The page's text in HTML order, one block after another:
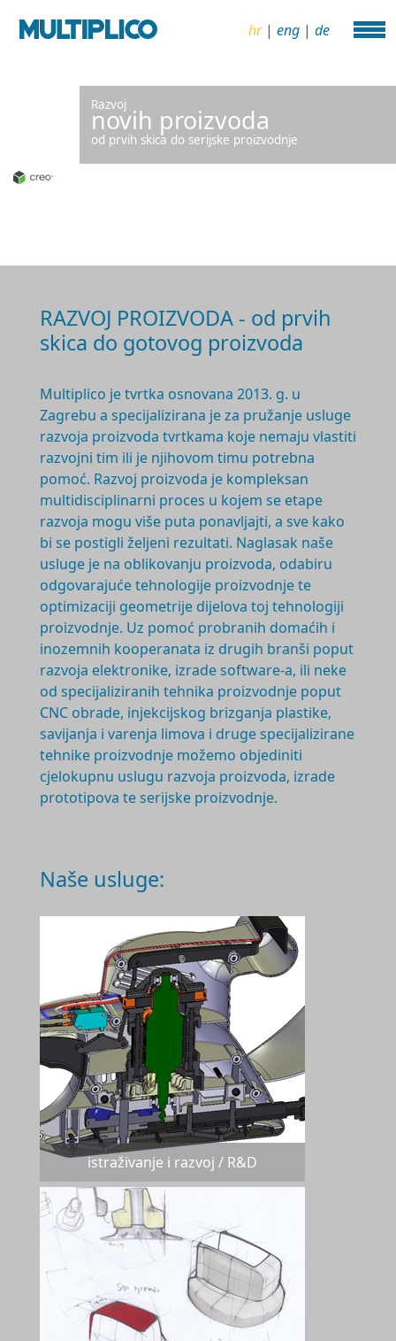
hr| eng | de
Razvoj
novih proizvoda
od prvih skica do serijske proizvodnje
RAZVOJ PROIZVODA - od prvih
skica do gotovog proizvoda
Multiplico je tvrtka osnovana 2013. g. u
Zagrebu a specijalizirana je za pružanje usluge
razvoja proizvoda tvrtkama koje nemaju vlastiti
razvojni tim ili je njihovom timu potrebna
pomoć. Razvoj proizvoda je kompleksan
multidisciplinarni proces u kojem se etape
razvoja mogu više puta ponavljajti, a sve kako
bi se postigli željeni rezultati. Naglasak naše
usluge je na oblikovanju proizvoda, odabiru
odgovarajuće tehnologije proizvodnje te
optimizaciji geometrije dijelova toj tehnologiji
proizvodnje. Uz pomoć probranih domaćih i
inozemnih kooperanata iz drugih branši poput
razvoja elektronike, izrade software-a, ili neke
od specijaliziranih tehnika proizvodnje poput
CNC obrade, injekcijskog brizganja plastike,
savijanja i varenja limova i druge specijalizirane
tehnike proizvodnje možemo objediniti
cjelokupnu uslugu razvoja proizvoda, izrade
prototipova te serijske proizvodnje.
Naše usluge:
istraživanje i razvoj / R&D